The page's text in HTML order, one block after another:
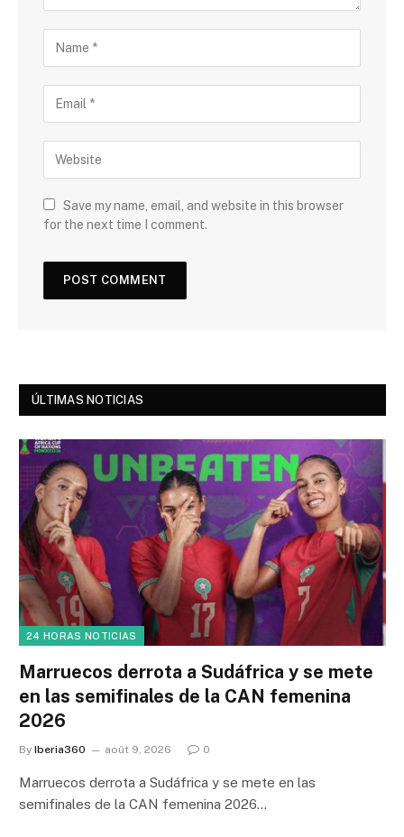
Save my name, email, and website in this browser
for the next time I comment.
ÚLTIMAS NOTICIAS
24 HORAS NOTICIAS
Marruecos derrota a Sudáfrica y se mete
en las semifinales de la CAN femenina
2026
By Iberia360 août 9, 2026 0
Marruecos derrota a Sudáfrica y se mete en las
semifinales de la CAN femenina 2026…